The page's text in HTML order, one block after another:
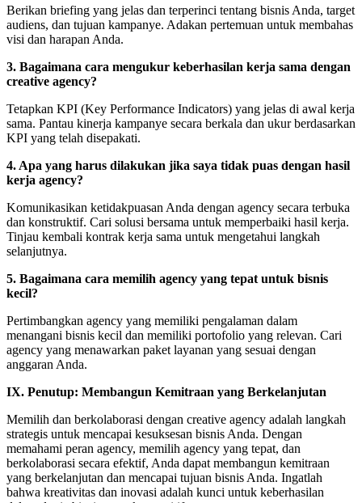
Berikan briefing yang jelas dan terperinci tentang bisnis Anda, target
audiens, dan tujuan kampanye. Adakan pertemuan untuk membahas
visi dan harapan Anda.
3. Bagaimana cara mengukur keberhasilan kerja sama dengan
creative agency?
Tetapkan KPI (Key Performance Indicators) yang jelas di awal kerja
sama. Pantau kinerja kampanye secara berkala dan ukur berdasarkan
KPI yang telah disepakati.
4. Apa yang harus dilakukan jika saya tidak puas dengan hasil
kerja agency?
Komunikasikan ketidakpuasan Anda dengan agency secara terbuka
dan konstruktif. Cari solusi bersama untuk memperbaiki hasil kerja.
Tinjau kembali kontrak kerja sama untuk mengetahui langkah
selanjutnya.
5. Bagaimana cara memilih agency yang tepat untuk bisnis
kecil?
Pertimbangkan agency yang memiliki pengalaman dalam
menangani bisnis kecil dan memiliki portofolio yang relevan. Cari
agency yang menawarkan paket layanan yang sesuai dengan
anggaran Anda.
IX. Penutup: Membangun Kemitraan yang Berkelanjutan
Memilih dan berkolaborasi dengan creative agency adalah langkah
strategis untuk mencapai kesuksesan bisnis Anda. Dengan
memahami peran agency, memilih agency yang tepat, dan
berkolaborasi secara efektif, Anda dapat membangun kemitraan
yang berkelanjutan dan mencapai tujuan bisnis Anda. Ingatlah
bahwa kreativitas dan inovasi adalah kunci untuk keberhasilan